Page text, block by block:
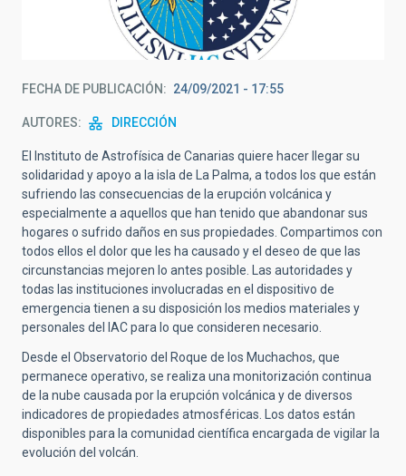
FECHA DE PUBLICACIÓN 24/09/2021 - 17:55
AUTORES DIRECCIÓN
El Instituto de Astrofísica de Canarias quiere hacer llegar su
solidaridad y apoyo a la isla de La Palma, a todos los que están
sufriendo las consecuencias de la erupción volcánica y
especialmente a aquellos que han tenido que abandonar sus
hogares o sufrido daños en sus propiedades. Compartimos con
todos ellos el dolor que les ha causado y el deseo de que las
circunstancias mejoren lo antes posible. Las autoridades y
todas las instituciones involucradas en el dispositivo de
emergencia tienen a su disposición los medios materiales y
personales del IAC para lo que consideren necesario.
Desde el Observatorio del Roque de los Muchachos, que
permanece operativo, se realiza una monitorización continua
de la nube causada por la erupción volcánica y de diversos
indicadores de propiedades atmosféricas. Los datos están
disponibles para la comunidad científica encargada de vigilar la
evolución del volcán.